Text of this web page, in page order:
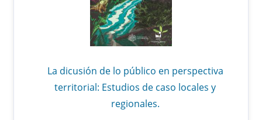
La dicusión de lo público en perspectiva
territorial: Estudios de caso locales y
regionales.